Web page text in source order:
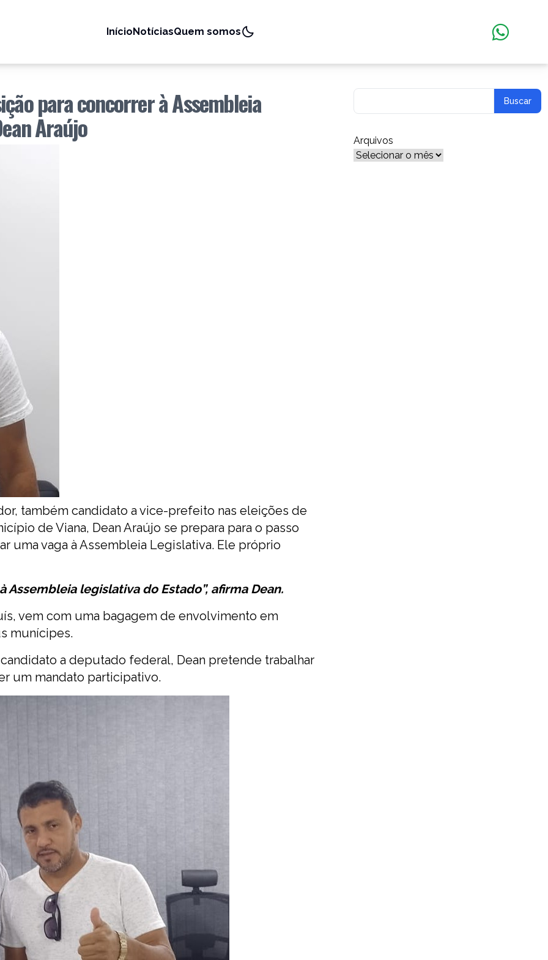
InícioNotíciasQuem somos
para concorrer à Assembleia
Araújo
também candidato a vice-prefeito nas eleições de
de Viana, Dean Araújo se prepara para o passo
uma vaga à Assembleia Legislativa. Ele próprio
Assembleia legislativa do Estado”, afirma Dean.
vem com uma bagagem de envolvimento em
munícipes.
a deputado federal, Dean pretende trabalhar
um mandato participativo.
Arquivos
Arquivos